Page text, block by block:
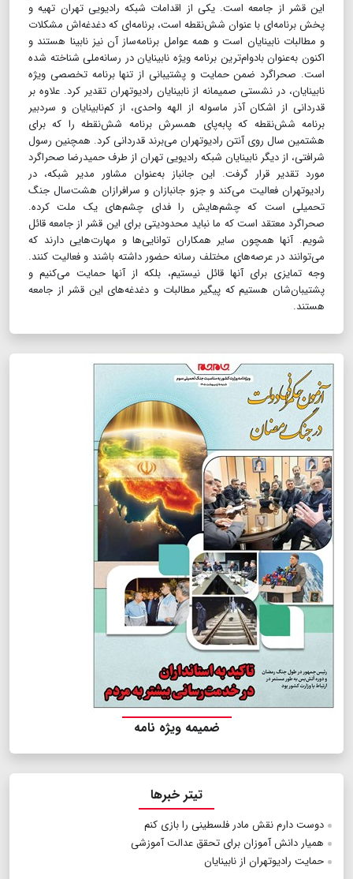
این قشر از جامعه است. یکی از اقدامات شبکه رادیویی تهران تهیه و
پخش برنامه‌ای با عنوان شش‌نقطه است، برنامه‌ای که دغدغه‌اش مشکلات
و مطالبات نابینایان است و همه عوامل برنامه‌ساز آن نیز نابینا هستند و
اکنون به‌عنوان بادوام‌ترین برنامه ویژه نابینایان در رسانه‌ملی شناخته شده
است. صحراگرد ضمن حمایت و پشتیبانی از تنها برنامه تخصصی ویژه
نابینایان، در نشستی صمیمانه از نابینایان رادیوتهران تقدیر کرد. علاوه بر
قدردانی از اشکان آذر ماسوله از الهه واحدی، از کم‌نابینایان و سردبیر
برنامه شش‌نقطه که پابه‌پای همسرش برنامه شش‌نقطه را که برای
هشتمین سال روی آنتن رادیوتهران می‌برند قدردانی کرد. همچنین رسول
شرافتی، از دیگر نابینایان شبکه رادیویی تهران از طرف حمیدرضا صحراگرد
مورد تقدیر قرار گرفت. این جانباز به‌عنوان مشاور مدیر شبکه، در
رادیوتهران فعالیت می‌کند و جزو جانبازان و سرافرازان هشت‌سال جنگ
تحمیلی است که چشم‌هایش را فدای چشم‌های یک ملت کرده.
صحراگرد معتقد است که ما نباید محدودیتی برای این قشر از جامعه قائل
شویم. آنها همچون سایر همکاران توانایی‌ها و مهارت‌هایی دارند که
می‌توانند در عرصه‌های مختلف رسانه حضور داشته باشند و فعالیت کنند.
وجه تمایزی برای آنها قائل نیستیم، بلکه از آنها حمایت می‌کنیم و
پشتیبان‌شان هستیم که پیگیر مطالبات و دغدغه‌های این قشر از جامعه
هستند.
ضمیمه ویژه نامه
تیتر خبرها
دوست دارم نقش مادر فلسطینی را بازی کنم
همیار دانش آموزان برای تحقق عدالت آموزشی
حمایت رادیوتهران از نابینایان